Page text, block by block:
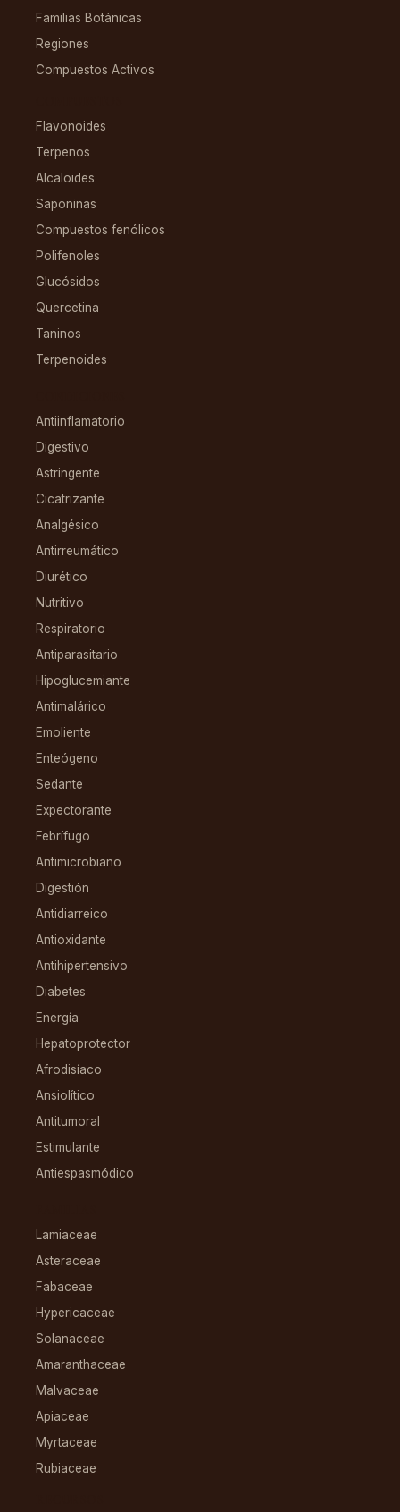
Familias Botánicas
Regiones
Compuestos Activos
Flavonoides
Terpenos
Alcaloides
Saponinas
Compuestos fenólicos
Polifenoles
Glucósidos
Quercetina
Taninos
Terpenoides
Antiinflamatorio
Digestivo
Astringente
Cicatrizante
Analgésico
Antirreumático
Diurético
Nutritivo
Respiratorio
Antiparasitario
Hipoglucemiante
Antimalárico
Emoliente
Enteógeno
Sedante
Expectorante
Febrífugo
Antimicrobiano
Digestión
Antidiarreico
Antioxidante
Antihipertensivo
Diabetes
Energía
Hepatoprotector
Afrodisíaco
Ansiolítico
Antitumoral
Estimulante
Antiespasmódico
Lamiaceae
Asteraceae
Fabaceae
Hypericaceae
Solanaceae
Amaranthaceae
Malvaceae
Apiaceae
Myrtaceae
Rubiaceae